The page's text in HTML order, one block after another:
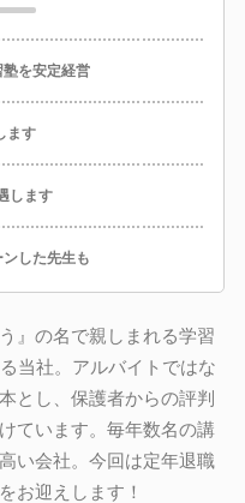
塾を安定経営
ます
します
ンした先生も
』の名で親しまれる学習
当社。アルバイトではな
とし、保護者からの評判
ています。毎年数名の講
い会社。今回は定年退職
お迎えします！